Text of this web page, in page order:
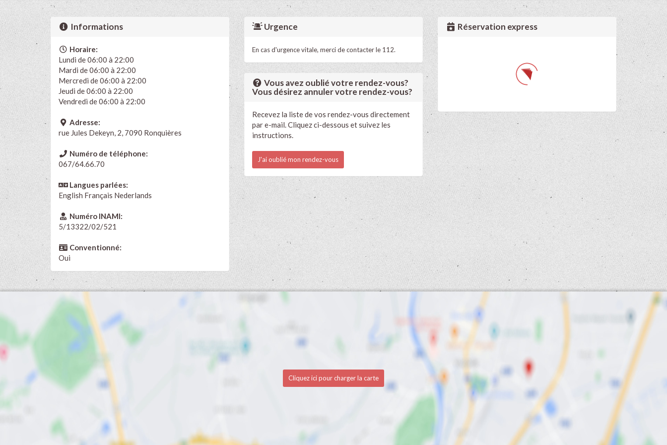
Informations
Horaire:
Lundi de 06:00 à 22:00
Mardi de 06:00 à 22:00
Mercredi de 06:00 à 22:00
Jeudi de 06:00 à 22:00
Vendredi de 06:00 à 22:00
Adresse:
rue Jules Dekeyn, 2, 7090 Ronquières
Numéro de téléphone:
067/64.66.70
Langues parlées:
English Français Nederlands
Numéro INAMI:
5/13322/02/521
Conventionné:
Oui
Urgence
En cas d'urgence vitale, merci de contacter le 112.
Vous avez oublié votre rendez-vous?
Vous désirez annuler votre rendez-vous?
Recevez la liste de vos rendez-vous directement
par e-mail. Cliquez ci-dessous et suivez les
instructions.
J'ai oublié mon rendez-vous
Réservation express
Cliquez ici pour charger la carte